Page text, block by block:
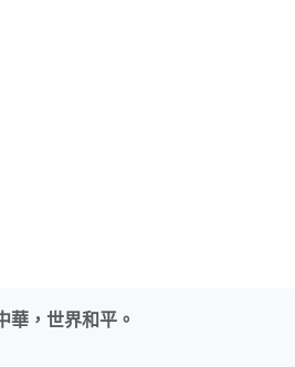
，世界和平。